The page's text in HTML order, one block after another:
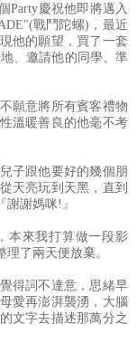
Party慶祝他即將邁入
戰鬥陀螺)，最近
他的願望，買了一套
、邀請他的同學、準
願意將所有賓客禮物
溫暖善良的他毫不考
子跟他要好的幾個朋
天亮玩到天黑，直到
謝媽咪!』
本來我打算做一段影
了兩天便放棄。
得詞不達意，思緒早
愛再澎湃襲湧，大腦
文字去描述那萬分之